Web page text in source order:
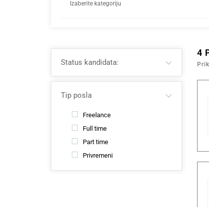
Status kandidata:
Tip posla
Freelance
Full time
Part time
Privremeni
4